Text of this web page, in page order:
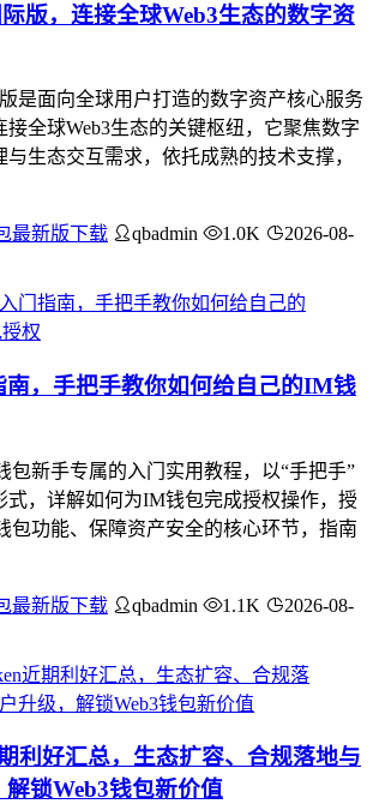
版，连接全球Web3生态的数字资
是面向全球用户打造的数字资产核心服务
接全球Web3生态的关键枢纽，它聚焦数字
与生态交互需求，依托成熟的技术支撑，
最新版下载 qbadmin 1.0K
2026-08-
南，手把手教你如何给自己的IM钱
包新手专属的入门实用教程，以“手把手”
式，详解如何为IM钱包完成授权操作，授
包功能、保障资产安全的核心环节，指南
最新版下载 qbadmin 1.1K
2026-08-
利好汇总，生态扩容、合规落地与
锁Web3钱包新价值